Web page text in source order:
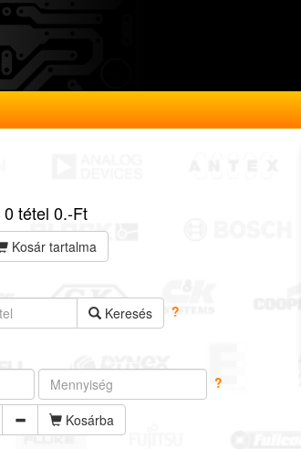
0 tétel 0.‑Ft
Kosár tartalma
Keresés ?
?
Kosárba